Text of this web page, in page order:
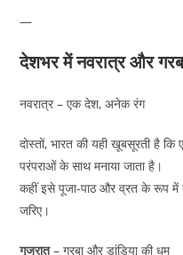
—
देशभर में नवरात्र और
नवरात्र – एक देश, अनेक रंग
दोस्तों, भारत की यही खूबसूरती है
परंपराओं के साथ मनाया जाता है।
कहीं इसे पूजा-पाठ और व्रत के रूप में
जरिए।
गुजरात– गरबा और डांडिया की धूम